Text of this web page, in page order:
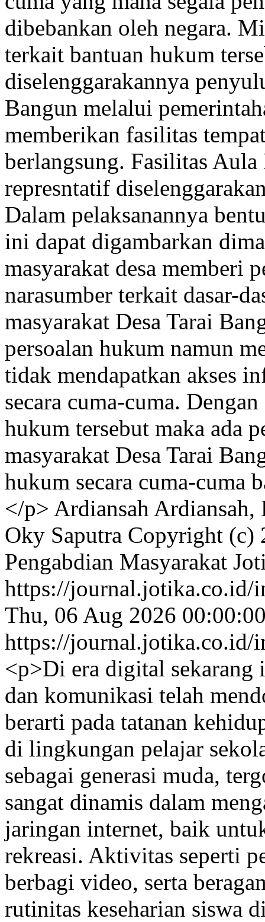
dibebankan oleh negara.
terkait bantuan hukum
diselenggarakannya
Bangun melalui
memberikan fasilitas
berlangsung. Fasilitas
represntatif
Dalam pelaksanannya
ini dapat digambarkan
masyarakat desa memberi
narasumber terkait dasar-
masyarakat Desa Tarai
persoalan hukum namun
tidak mendapatkan akses
secara cuma-cuma.
hukum tersebut maka ada
masyarakat Desa Tarai
hukum secara cuma-cuma
</p> Ardiansah Ardiansah,
Oky Saputra Copyright (c)
Pengabdian Masyarakat
https://journal.jotika.co.id/
Thu, 06 Aug 2026
https://journal.jotika.co.id/
<p>Di era digital
dan komunikasi telah
berarti pada tatanan
di lingkungan pelajar
sebagai generasi muda,
sangat dinamis dalam
jaringan internet, baik
rekreasi. Aktivitas seperti
berbagi video, serta
rutinitas keseharian siswa